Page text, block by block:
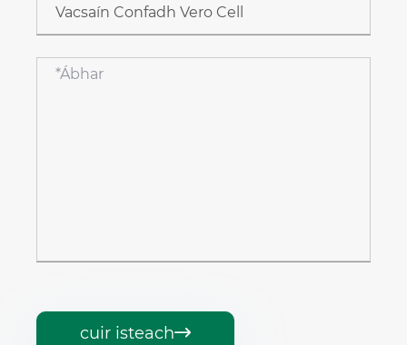
cuir isteach